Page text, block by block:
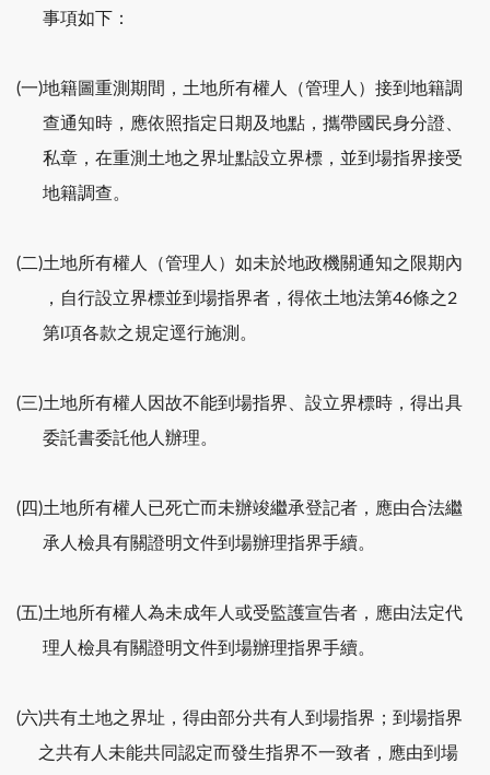
事項如下：
(一)地籍圖重測期間，土地所有權人（管理人）接到地籍調
查通知時，應依照指定日期及地點，攜帶國民身分證、
私章，在重測土地之界址點設立界標，並到場指界接受
地籍調查。
(二)土地所有權人（管理人）如未於地政機關通知之限期內
，自行設立界標並到場指界者，得依土地法第46條之2
第l項各款之規定逕行施測。
(三)土地所有權人因故不能到場指界、設立界標時，得出具
委託書委託他人辦理。
(四)土地所有權人已死亡而未辦竣繼承登記者，應由合法繼
承人檢具有關證明文件到場辦理指界手續。
(五)土地所有權人為未成年人或受監護宣告者，應由法定代
理人檢具有關證明文件到場辦理指界手續。
(六)共有土地之界址，得由部分共有人到場指界；到場指界
之共有人未能共同認定而發生指界不一致者，應由到場